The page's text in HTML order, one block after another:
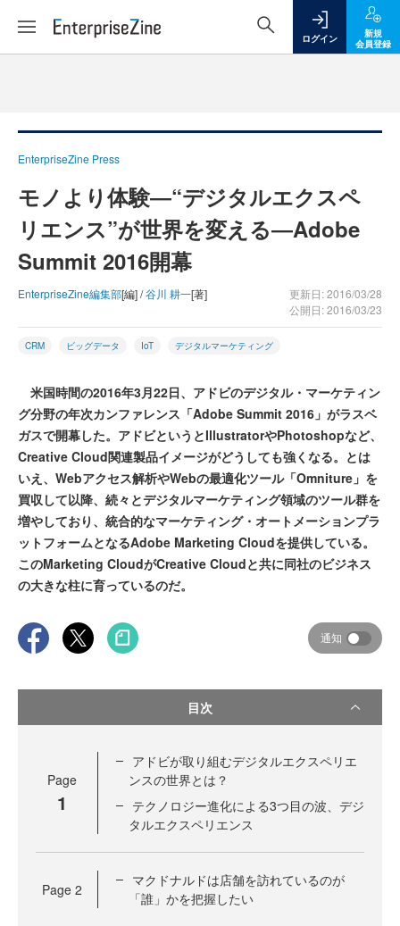
ログイン
新規
会員登録
EnterpriseZine Press
モノより体験―“デジタルエクスペ
リエンス”が世界を変える―Adobe
Summit 2016開幕
EnterpriseZine編集部[編] /谷川 耕一[著]
更新日: 2016/03/28
公開日: 2016/03/23
CRM ビッグデータ IoT デジタルマーケティング
米国時間の2016年3月22日、アドビのデジタル・マーケティン
グ分野の年次カンファレンス「Adobe Summit 2016」がラスベ
ガスで開幕した。アドビというとIllustratorやPhotoshopなど、
Creative Cloud関連製品イメージがどうしても強くなる。とは
いえ、Webアクセス解析やWebの最適化ツール「Omniture」を
買収して以降、続々とデジタルマーケティング領域のツール群を
増やしており、統合的なマーケティング・オートメーションプラ
ットフォームとなるAdobe Marketing Cloudを提供している。
このMarketing CloudがCreative Cloudと共に同社のビジネス
の大きな柱に育っているのだ。
通知
目次
Page
1
アドビが取り組むデジタルエクスペリエ
ンスの世界とは？
テクノロジー進化による3つ目の波、デジ
タルエクスペリエンス
Page 2
マクドナルドは店舗を訪れているのが
「誰」かを把握したい